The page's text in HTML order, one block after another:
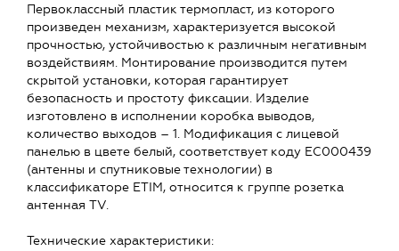
Первоклассный пластик термопласт, из которого
произведен механизм, характеризуется высокой
прочностью, устойчивостью к различным негативным
воздействиям. Монтирование производится путем
скрытой установки, которая гарантирует
безопасность и простоту фиксации. Изделие
изготовлено в исполнении коробка выводов,
количество выходов – 1. Модификация с лицевой
панелью в цвете белый, соответствует коду EC000439
(антенны и спутниковые технологии) в
классификаторе ETIM, относится к группе розетка
антенная TV.
Технические характеристики: